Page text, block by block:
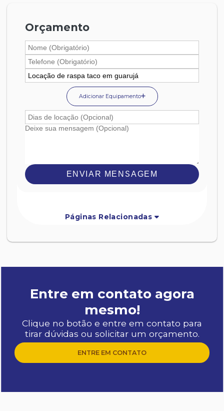
Orçamento
Adicionar Equipamento
ENVIAR MENSAGEM
Páginas Relacionadas
Entre em contato agora
mesmo!
Clique no botão e entre em contato para
tirar dúvidas ou solicitar um orçamento.
ENTRE EM CONTATO